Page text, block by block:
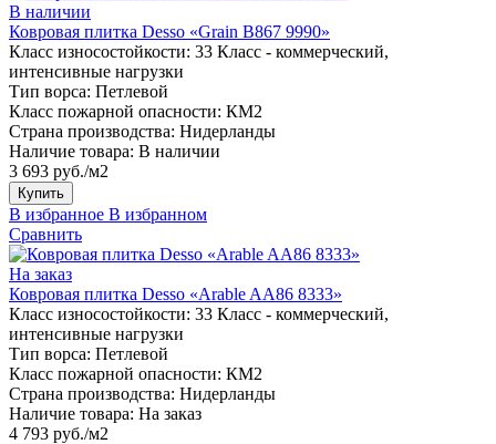
В наличии
Ковровая плитка Desso «Grain B867 9990»
Класс износостойкости: 33 Класс - коммерческий,
интенсивные нагрузки
Тип ворса: Петлевой
Класс пожарной опасности: КМ2
Страна производства: Нидерланды
Наличие товара: В наличии
3 693 руб./м2
Купить
В избранное В избранном
Сравнить
На заказ
Ковровая плитка Desso «Arable AA86 8333»
Класс износостойкости: 33 Класс - коммерческий,
интенсивные нагрузки
Тип ворса: Петлевой
Класс пожарной опасности: КМ2
Страна производства: Нидерланды
Наличие товара: На заказ
4 793 руб./м2